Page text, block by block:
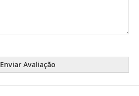
Enviar Avaliação